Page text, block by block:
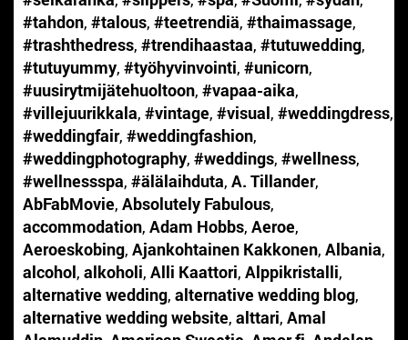
#tahdon, #talous, #teetrendiä, #thaimassage,
#trashthedress, #trendihaastaa, #tutuwedding,
#tutuyummy, #työhyvinvointi, #unicorn,
#uusirytmijätehuoltoon, #vapaa-aika,
#villejuurikkala, #vintage, #visual, #weddingdress,
#weddingfair, #weddingfashion,
#weddingphotography, #weddings, #wellness,
#wellnessspa, #älälaihduta, A. Tillander,
AbFabMovie, Absolutely Fabulous,
accommodation, Adam Hobbs, Aeroe,
Aeroeskobing, Ajankohtainen Kakkonen, Albania,
alcohol, alkoholi, Alli Kaattori, Alppikristalli,
alternative wedding, alternative wedding blog,
alternative wedding website, alttari, Amal